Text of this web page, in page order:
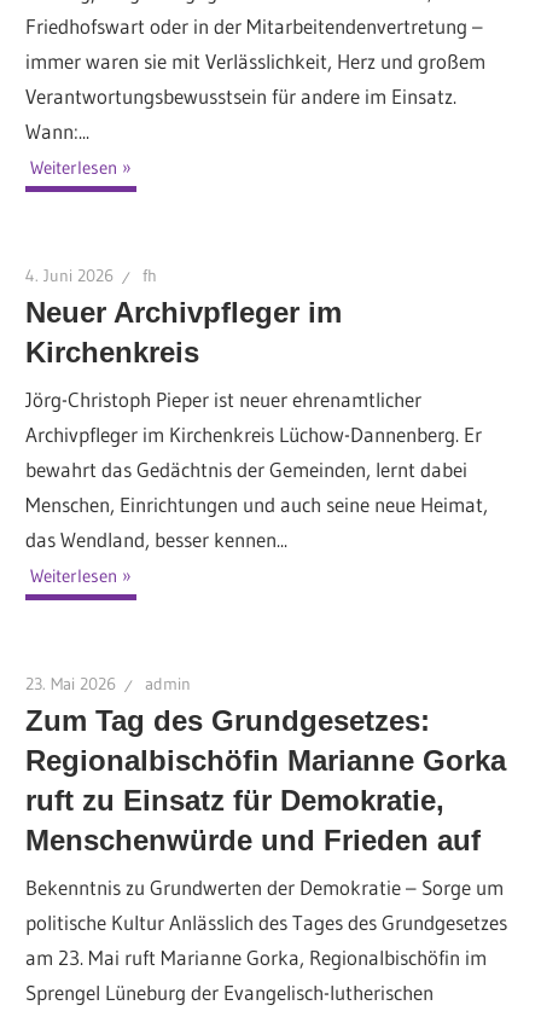
Friedhofswart oder in der Mitarbeitendenvertretung –
immer waren sie mit Verlässlichkeit, Herz und großem
Verantwortungsbewusstsein für andere im Einsatz.
Wann:...
Weiterlesen
4. Juni 2026 fh
Neuer Archivpfleger im
Kirchenkreis
Jörg-Christoph Pieper ist neuer ehrenamtlicher
Archivpfleger im Kirchenkreis Lüchow-Dannenberg. Er
bewahrt das Gedächtnis der Gemeinden, lernt dabei
Menschen, Einrichtungen und auch seine neue Heimat,
das Wendland, besser kennen...
Weiterlesen
23. Mai 2026 admin
Zum Tag des Grundgesetzes:
Regionalbischöfin Marianne Gorka
ruft zu Einsatz für Demokratie,
Menschenwürde und Frieden auf
Bekenntnis zu Grundwerten der Demokratie – Sorge um
politische Kultur Anlässlich des Tages des Grundgesetzes
am 23. Mai ruft Marianne Gorka, Regionalbischöfin im
Sprengel Lüneburg der Evangelisch-lutherischen